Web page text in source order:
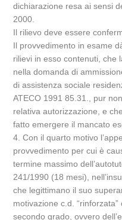
dichiarazione resa ai sensi
2000.
Il rilievo deve essere
Il provvedimento in esame
rilievi in esso contenuti, che
nella domanda di
di assistenza sociale
ATECO 1991 85.31., pur
relativa autorizzazione, e
fatto emergere il mancato
4. Con il quarto motivo
provvedimento per cui è
termine massimo
241/1990 (18 mesi),
che legittimano il suo
motivazione c.d.
secondo grado, ovvero